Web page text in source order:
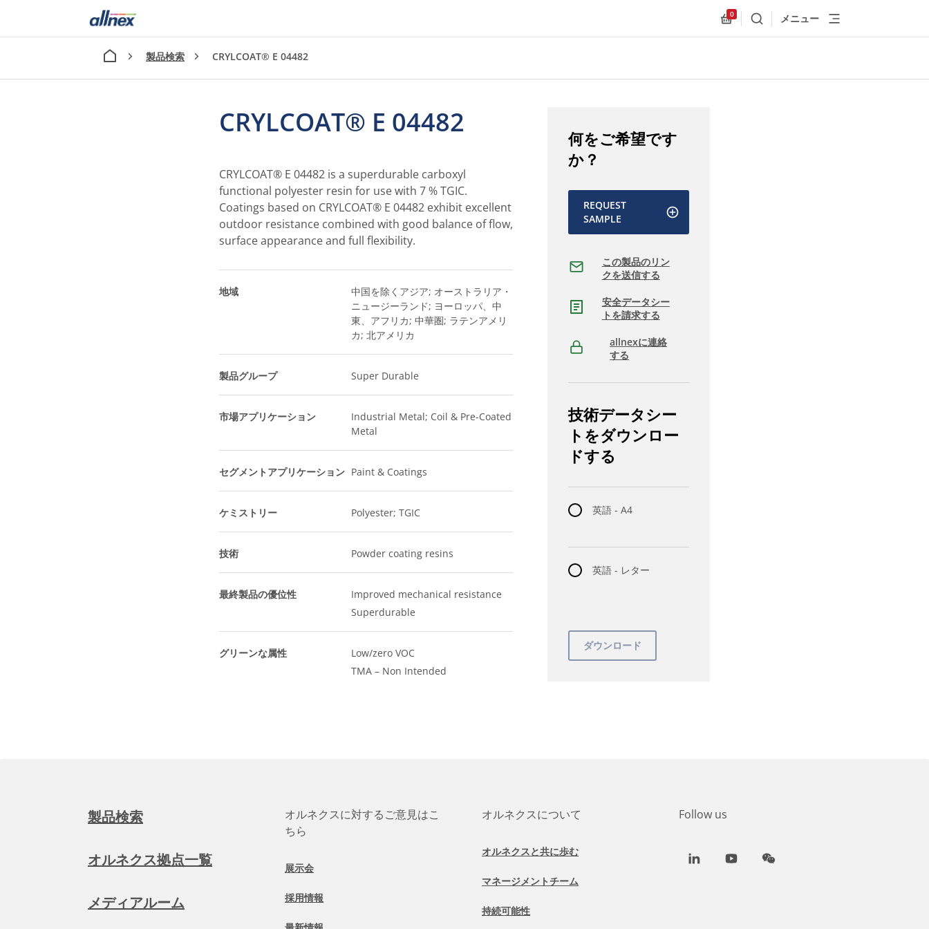
Allnex.GeneralResources.Cart
0
検索 メニュー
製品検索 CRYLCOAT® E 04482
CRYLCOAT® E 04482
CRYLCOAT® E 04482 is a superdurable carboxyl
functional polyester resin for use with 7 % TGIC.
Coatings based on CRYLCOAT® E 04482 exhibit excellent
outdoor resistance combined with good balance of flow,
surface appearance and full flexibility.
地域
中国を除くアジア; オーストラリア・
ニュージーランド; ヨーロッパ、中
東、アフリカ; 中華圏; ラテンアメリ
カ; 北アメリカ
製品グループ Super Durable
市場アプリケーション
Industrial Metal; Coil & Pre-Coated
Metal
セグメントアプリケーション Paint & Coatings
ケミストリー Polyester; TGIC
技術 Powder coating resins
最終製品の優位性
Improved mechanical resistance
Superdurable
グリーンな属性
Low/zero VOC
TMA – Non Intended
何をご希望です
か？
REQUEST
SAMPLE
この製品のリン
クを送信する
安全データシー
トを請求する
allnexに連絡
する
技術データシー
トをダウンロー
ドする
英語 - A4
英語 - レター
製品検索
オルネクス拠点一覧
メディアルーム
オルネクスに対するご意見はこ
ちら
展示会
採用情報
オルネクスについて
オルネクスと共に歩む
マネージメントチーム
持続可能性
Follow us
LinkedInYoutubeWeChat